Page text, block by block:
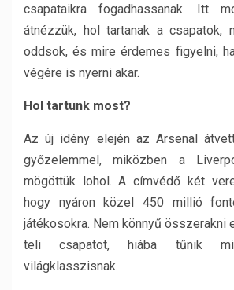
csapataikra fogadhassanak. Itt
átnézzük, hol tartanak a csapatok,
oddsok, és mire érdemes figyelni,
végére is nyerni akar.
Hol tartunk most?
Az új idény elején az Arsenal
győzelemmel, miközben a
mögöttük lohol. A címvédő két
hogy nyáron közel 450 millió
játékosokra. Nem könnyű összerakni
teli csapatot, hiába tűnik
világklasszisnak.